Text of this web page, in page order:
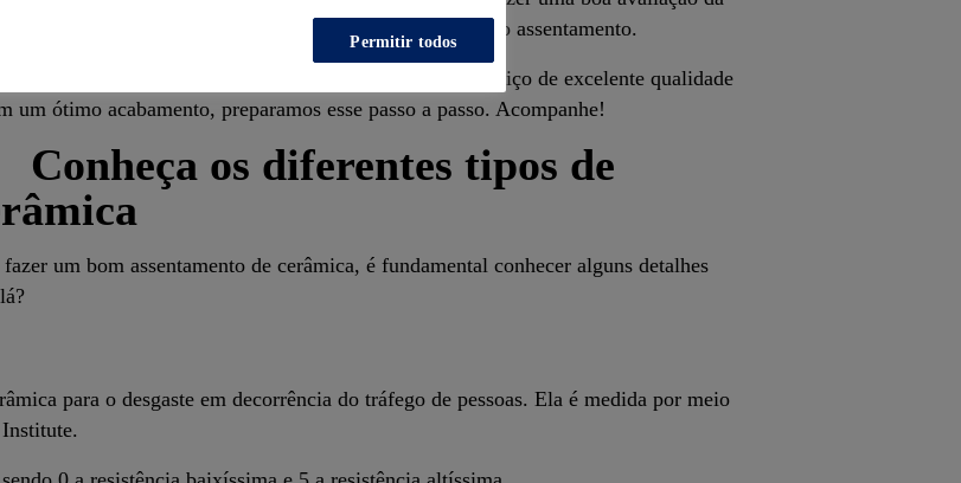
além de entender qual a melhor maneira para fazer o assentamento.
que você conheça tudo sobre cerâmica e entregue um serviço de excelente qualidade
um ótimo acabamento, preparamos esse passo a passo. Acompanhe!
Conheça os diferentes tipos de
fazer um bom assentamento de cerâmica, é fundamental conhecer alguns detalhes
para o desgaste em decorrência do tráfego de pessoas. Ela é medida por meio
Permitir todos